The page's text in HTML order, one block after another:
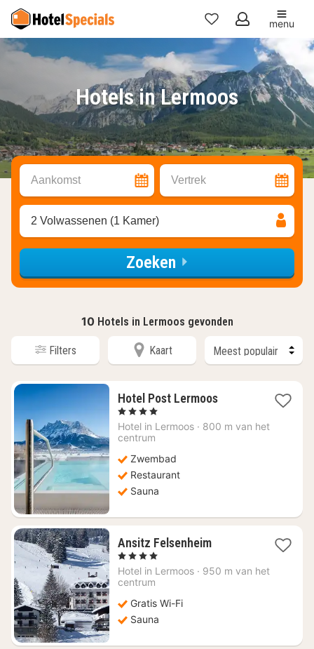
Mijn
favorieten
menu
Hotels in Lermoos
Aankomst Vertrek
2 Volwassenen (1 Kamer)
Zoeken
10 Hotels in Lermoos gevonden
Filters Kaart
Hotel Post Lermoos1
vanaf
, 4 Sterren
Hotel in Lermoos · 800 m van het
centrum
Zwembad
Restaurant
Sauna
Ansitz Felsenheim1
vanaf
, 4 Sterren
Hotel in Lermoos · 950 m van het
centrum
Gratis Wi-Fi
Sauna